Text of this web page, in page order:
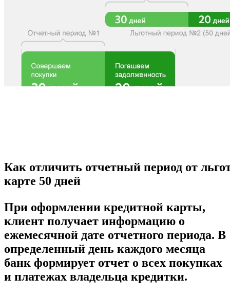
Как отличить отчетный период от
карте 50 дней
При оформлении кредитной карты,
клиент получает информацию о
ежемесячной дате отчетного периода. В
определенный день каждого месяца
банк формирует отчет о всех покупках
и платежах владельца кредитки.